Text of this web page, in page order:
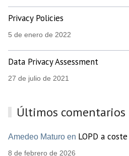
Privacy Policies
5 de enero de 2022
Data Privacy Assessment
27 de julio de 2021
Últimos comentarios
Amedeo Maturo en LOPD a
8 de febrero de 2026